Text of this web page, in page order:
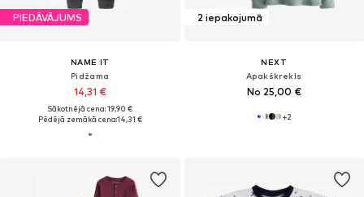
PIEDĀVĀJUMS
NAME IT
Pidžama
14,31 €
Sākotnējā cena: 19,90 €
Pēdējā zemākā cena:14,31 €
2 iepakojumā
NEXT
Apakškrekls
No 25,00 €
+2